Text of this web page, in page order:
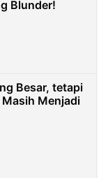
Blunder!
Besar, tetapi
Menjadi